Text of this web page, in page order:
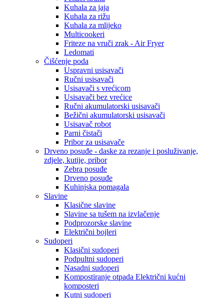
Kuhala za jaja
Kuhala za rižu
Kuhala za mlijeko
Multicookeri
Friteze na vruči zrak - Air Fryer
Ledomati
Čišćenje poda
Uspravni usisavači
Ručni usisavači
Usisavači s vrećicom
Usisavači bez vrećice
Ručni akumulatorski usisavači
Bežični akumulatorski usisavači
Usisavač robot
Parni čistači
Pribor za usisavače
Drveno posuđe - daske za rezanje i posluživanje,
zdjele, kutije, pribor
Zebra posuđe
Drveno posuđe
Kuhinjska pomagala
Slavine
Klasične slavine
Slavine sa tušem na izvlačenje
Podprozorske slavine
Električni bojleri
Sudoperi
Klasični sudoperi
Podpultni sudoperi
Nasadni sudoperi
Kompostiranje otpada Električni kućni
komposteri
Kutni sudoperi